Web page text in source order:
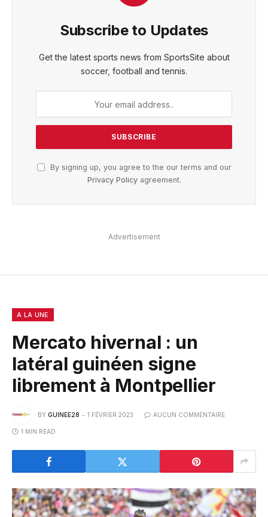
Subscribe to Updates
Get the latest sports news from SportsSite about
soccer, football and tennis.
By signing up, you agree to the our terms and our
Privacy Policyagreement.
Advertisement
A LA UNE
Mercato hivernal : un
latéral guinéen signe
librement à Montpellier
BY GUINEE28 1 FÉVRIER 2023 AUCUN COMMENTAIRE
1 MIN READ